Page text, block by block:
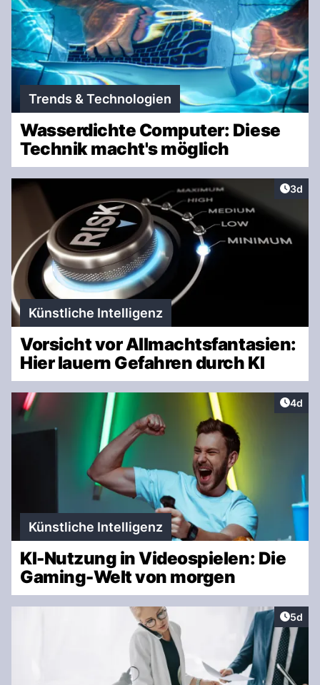
Trends & Technologien
Wasserdichte Computer: Diese
Technik macht's möglich
3d
Künstliche Intelligenz
Vorsicht vor Allmachtsfantasien:
Hier lauern Gefahren durch KI
4d
Künstliche Intelligenz
KI-Nutzung in Videospielen: Die
Gaming-Welt von morgen
5d